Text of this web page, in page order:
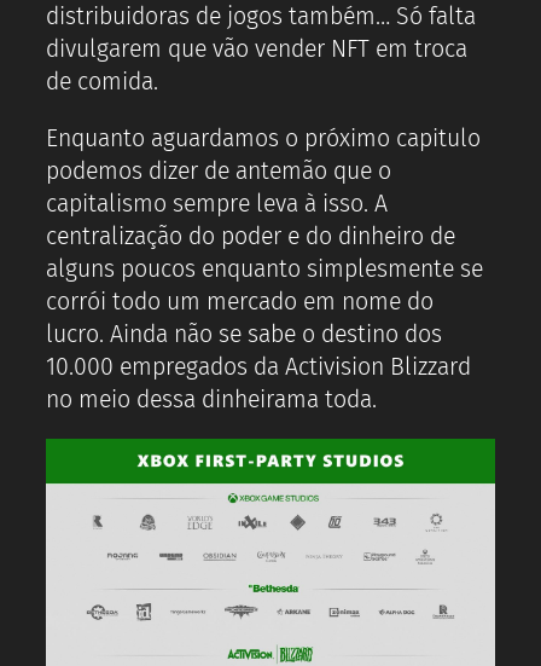
distribuidoras de jogos também… Só falta
divulgarem que vão vender NFT em troca
de comida.
Enquanto aguardamos o próximo capitulo
podemos dizer de antemão que o
capitalismo sempre leva à isso. A
centralização do poder e do dinheiro de
alguns poucos enquanto simplesmente se
corrói todo um mercado em nome do
lucro. Ainda não se sabe o destino dos
10.000 empregados da Activision Blizzard
no meio dessa dinheirama toda.